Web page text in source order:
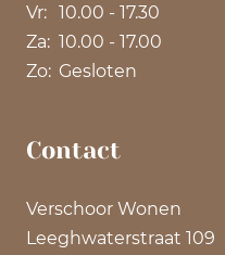
Contact
Verschoor Wonen
Leeghwaterstraat 109
Vr:
Za:
Zo:
10.00 - 17.30
10.00 - 17.00
Gesloten